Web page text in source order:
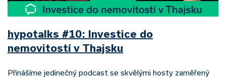
hypotalks #10: Investice do
nemovitostí v Thajsku
Přinášíme jedinečný podcast se skvělými hosty zaměřený